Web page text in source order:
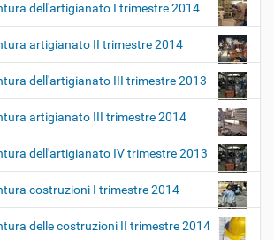
dell'artigianato I trimestre 2014
artigianato II trimestre 2014
dell'artigianato III trimestre 2013
artigianato III trimestre 2014
dell'artigianato IV trimestre 2013
costruzioni I trimestre 2014
delle costruzioni II trimestre 2014